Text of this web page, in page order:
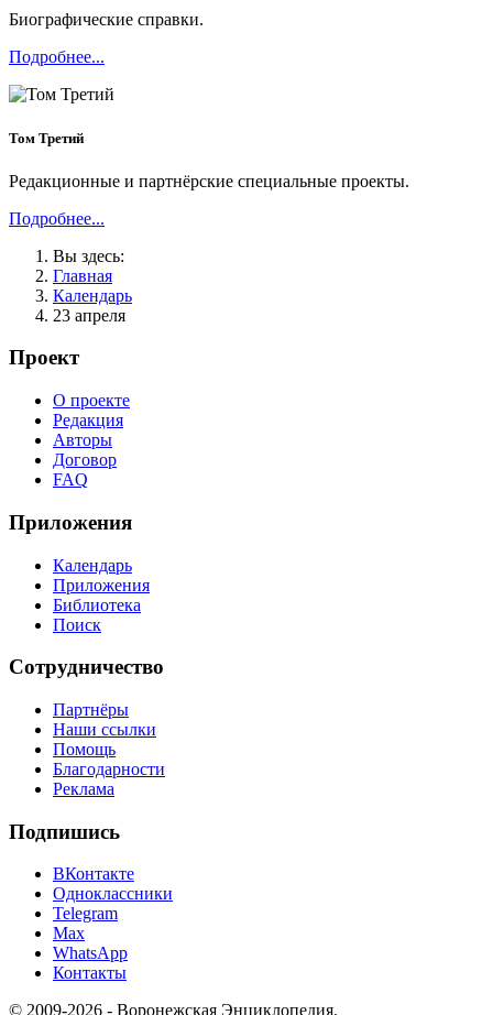
Биографические справки.
Подробнее...
Том Третий
Редакционные и партнёрские специальные проекты.
Подробнее...
Вы здесь:
Главная
Календарь
23 апреля
Проект
О проекте
Редакция
Авторы
Договор
FAQ
Приложения
Календарь
Приложения
Библиотека
Поиск
Сотрудничество
Партнёры
Наши ссылки
Помощь
Благодарности
Реклама
Подпишись
ВКонтакте
Одноклассники
Telegram
Max
WhatsApp
Контакты
© 2009-2026 - Воронежская Энциклопедия.